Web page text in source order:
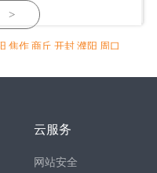
>
焦作 商丘 开封 濮阳 周口
云服务
网站安全